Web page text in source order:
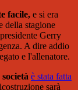
facile, e si era
della stagione
Gerry
A dire addio
e l'allenatore.
è stata fatta
sarà